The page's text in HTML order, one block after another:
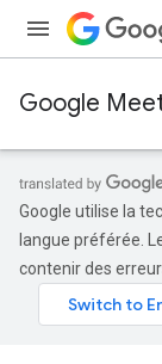
Google
Google utilise la
langue préférée.
contenir des